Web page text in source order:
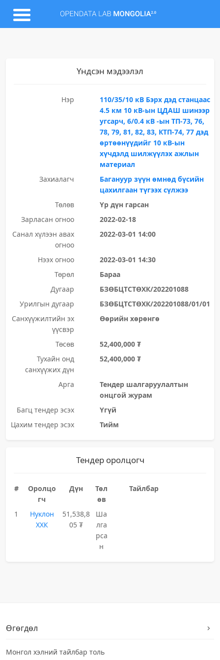
Үндсэн мэдээлэл
Нэр
110/35/10 кВ Бэрх дэд станцаас
4.5 км 10 кВ-ын ЦДАШ шинээр
угсарч, 6/0.4 кВ -ын ТП-73, 76,
78, 79, 81, 82, 83, КТП-74, 77 дэд
өртөөнүүдийг 10 кВ-ын
хүчдэлд шилжүүлэх ажлын
материал
Захиалагч
Багануур зүүн өмнөд бүсийн
цахилгаан түгээх сүлжээ
Төлөв
Үр дүн гарсан
Зарласан огноо
2022-02-18
Санал хүлээн авах
огноо
2022-03-01 14:00
Нээх огноо
2022-03-01 14:30
Төрөл
Бараа
Дугаар
БЗӨБЦТСТӨХК/202201088
Урилгын дугаар
БЗӨБЦТСТӨХК/202201088/01/01
Санхүүжилтийн эх
үүсвэр
Өөрийн хөрөнгө
Төсөв
52,400,000 ₮
Тухайн онд
санхүүжих дүн
52,400,000 ₮
Арга
Тендер шалгаруулалтын
онцгой журам
Багц тендер эсэх
Үгүй
Цахим тендер эсэх
Тийм
Тендер оролцогч
#
Оролцо
гч
Дүн
Төл
өв
Тайлбар
1
Нуклон
ХХК
51,538,8
05 ₮
Ша
лга
рса
н
Өгөгдөл
Монгол хэлний тайлбар толь